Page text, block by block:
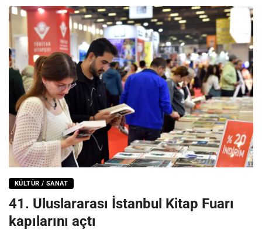
KÜLTÜR / SANAT
41. Uluslararası İstanbul Kitap Fuarı
kapılarını açtı